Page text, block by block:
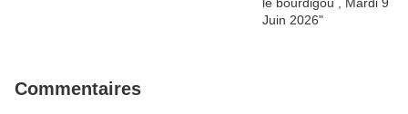
Commentaires